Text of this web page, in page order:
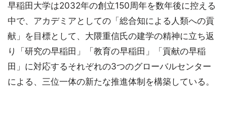
早稲田大学は2032年の創立150周年を数年後に控える
中で、アカデミアとしての「総合知による人類への貢
献」を目標として、大隈重信氏の建学の精神に立ち返
り「研究の早稲田」「教育の早稲田」「貢献の早稲
田」に対応するそれぞれの3つのグローバルセンター
による、三位一体の新たな推進体制を構築している。